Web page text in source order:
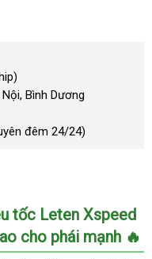
Bình Dương
đêm 24/24)
tốc Leten Xspeed
cho phái mạnh 🔥